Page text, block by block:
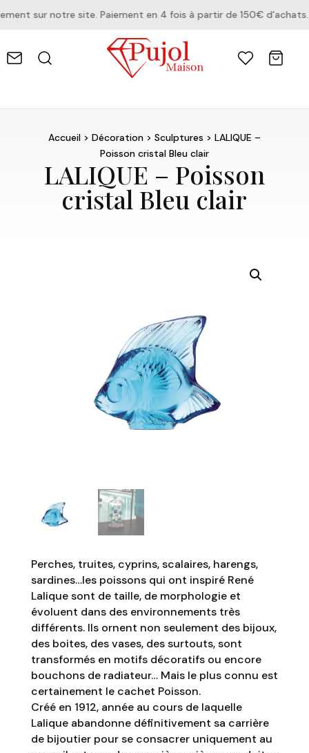
sur notre site. Paiement en 4 fois à partir de 150€ d'achats.
Accueil> Décoration> Sculptures > LALIQUE –
Poisson cristal Bleu clair
LALIQUE – Poisson
cristal Bleu clair
Perches, truites, cyprins, scalaires, harengs,
sardines…les poissons qui ont inspiré René
Lalique sont de taille, de morphologie et
évoluent dans des environnements très
différents. Ils ornent non seulement des bijoux,
des boites, des vases, des surtouts, sont
transformés en motifs décoratifs ou encore
bouchons de radiateur… Mais le plus connu est
certainement le cachet Poisson.
Créé en 1912, année au cours de laquelle
Lalique abandonne définitivement sa carrière
de bijoutier pour se consacrer uniquement au